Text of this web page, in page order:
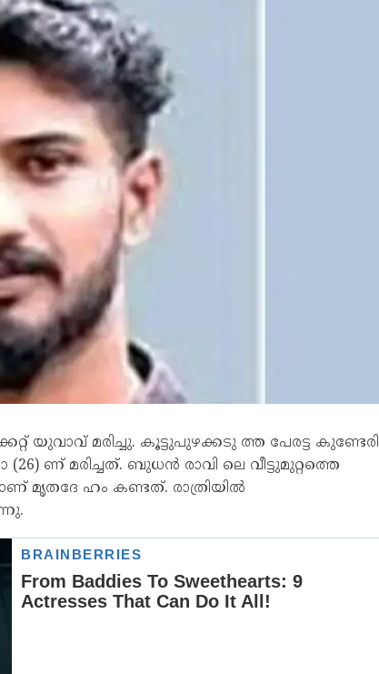
യുവാവ് മരിച്ചു. കൂട്ടുപുഴക്കടു ത്ത പേരട്ട കുണ്ടേരി
ണ് മരിച്ചത്. ബുധൻ രാവി ലെ വീട്ടുമുറ്റത്തെ
മൃതദേ ഹം കണ്ടത്. രാത്രിയിൽ